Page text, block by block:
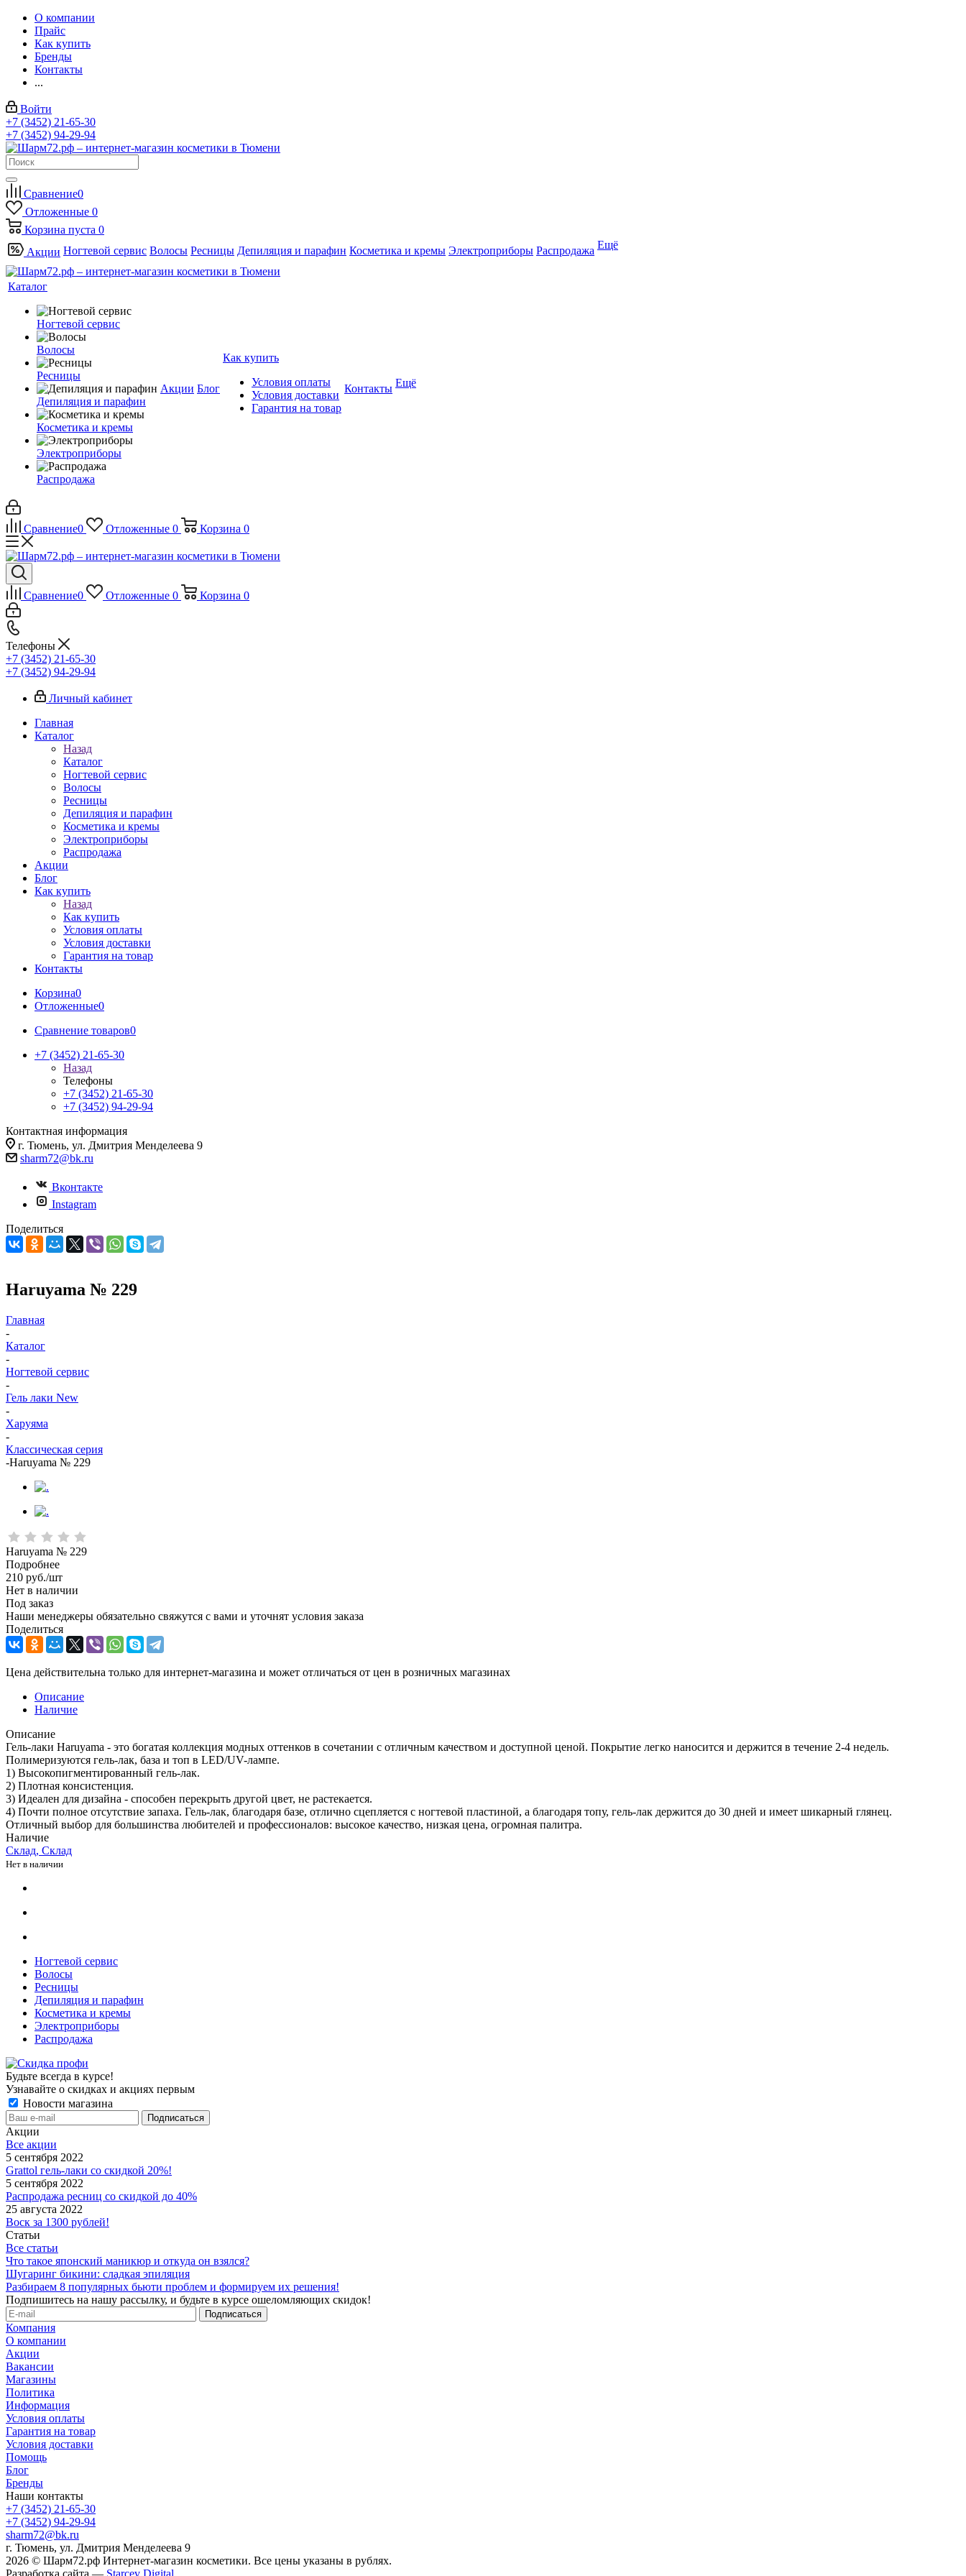
О компании
Прайс
Как купить
Бренды
Контакты
...
Войти
+7 (3452) 21-65-30
+7 (3452) 94-29-94
Сравнение0
Отложенные 0
Корзина пуста 0
Акции Ногтевой сервис Волосы Ресницы Депиляция и парафин Косметика и кремы Электроприборы Распродажа Ещё
Каталог
Ногтевой сервис
Волосы
Ресницы
Депиляция и парафин
Косметика и кремы
Электроприборы
Распродажа
Акции Блог
Как купить
Условия оплаты
Условия доставки
Гарантия на товар
Контакты Ещё
Сравнение0 Отложенные 0 Корзина 0
Сравнение0 Отложенные 0 Корзина 0
Телефоны
+7 (3452) 21-65-30
+7 (3452) 94-29-94
Личный кабинет
Главная
Каталог
Назад
Каталог
Ногтевой сервис
Волосы
Ресницы
Депиляция и парафин
Косметика и кремы
Электроприборы
Распродажа
Акции
Блог
Как купить
Назад
Как купить
Условия оплаты
Условия доставки
Гарантия на товар
Контакты
Корзина0
Отложенные0
Сравнение товаров0
+7 (3452) 21-65-30
Назад
Телефоны
+7 (3452) 21-65-30
+7 (3452) 94-29-94
Контактная информация
г. Тюмень, ул. Дмитрия Менделеева 9
sharm72@bk.ru
Вконтакте
Instagram
Поделиться
Haruyama № 229
Главная
-
Каталог
-
Ногтевой сервис
-
Гель лаки New
-
Харуяма
-
Классическая серия
-Haruyama № 229
Haruyama № 229
Подробнее
210 руб./шт
Нет в наличии
Под заказ
Наши менеджеры обязательно свяжутся с вами и уточнят условия заказа
Поделиться
Цена действительна только для интернет-магазина и может отличаться от цен в розничных магазинах
Описание
Наличие
Описание
Гель-лаки Haruyama - это богатая коллекция модных оттенков в сочетании с отличным качеством и доступной ценой. Покрытие легко наносится и держится в течение 2-4 недель.
Полимеризуются гель-лак, база и топ в LED/UV-лампе.
1) Высокопигментированный гель-лак.
2) Плотная консистенция.
3) Идеален для дизайна - способен перекрыть другой цвет, не растекается.
4) Почти полное отсутствие запаха. Гель-лак, благодаря базе, отлично сцепляется с ногтевой пластиной, а благодаря топу, гель-лак держится до 30 дней и имеет шикарный глянец.
Отличный выбор для большинства любителей и профессионалов: высокое качество, низкая цена, огромная палитра.
Наличие
Склад, Склад
Нет в наличии
Ногтевой сервис
Волосы
Ресницы
Депиляция и парафин
Косметика и кремы
Электроприборы
Распродажа
Будьте всегда в курсе!
Узнавайте о скидках и акциях первым
Новости магазина
Акции
Все акции
5 сентября 2022
Grattol гель-лаки со скидкой 20%!
5 сентября 2022
Распродажа ресниц со скидкой до 40%
25 августа 2022
Воск за 1300 рублей!
Статьи
Все статьи
Что такое японский маникюр и откуда он взялся?
Шугаринг бикини: сладкая эпиляция
Разбираем 8 популярных бьюти проблем и формируем их решения!
Подпишитесь на нашу рассылку, и будьте в курсе ошеломляющих скидок!
Компания
О компании
Акции
Вакансии
Магазины
Политика
Информация
Условия оплаты
Гарантия на товар
Условия доставки
Помощь
Блог
Бренды
Наши контакты
+7 (3452) 21-65-30
+7 (3452) 94-29-94
sharm72@bk.ru
г. Тюмень, ул. Дмитрия Менделеева 9
2026 © Шарм72.рф Интернет-магазин косметики. Все цены указаны в рублях.
Разработка сайта — Starcev Digital